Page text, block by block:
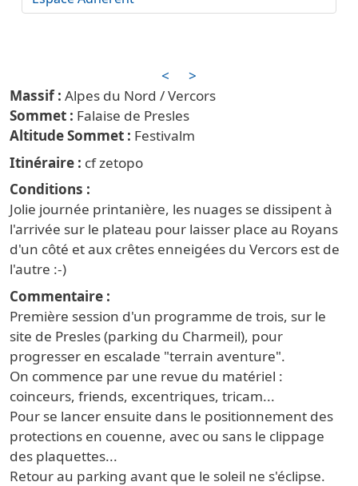
<
>
Alpes du Nord / Vercors
Falaise de Presles
Festival
Itinéraire
cf zetopo
Conditions
Jolie journée printanière, les nuages se dissipent à
l'arrivée sur le plateau pour laisser place au Royans
d'un côté et aux crêtes enneigées du Vercors est de
l'autre :-)
Commentaire
Première session d'un programme de trois, sur le
site de Presles (parking du Charmeil), pour
progresser en escalade "terrain aventure".
On commence par une revue du matériel :
coinceurs, friends, excentriques, tricam...
Pour se lancer ensuite dans le positionnement des
protections en couenne, avec ou sans le clippage
des plaquettes...
Retour au parking avant que le soleil ne s'éclipse.